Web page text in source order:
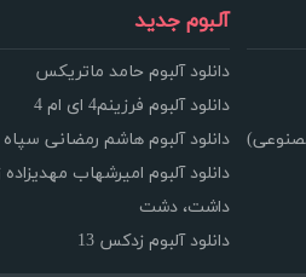
آلبوم جدید
دانلود آلبوم حامد ماتریکس
دانلود آلبوم فرزینم4 ای ام 4
دانلود آلبوم هاشم رمضانی
دانلود آلبوم امیرشهاب مهدیزاده
داشت، دشت
دانلود آلبوم زدکس 13